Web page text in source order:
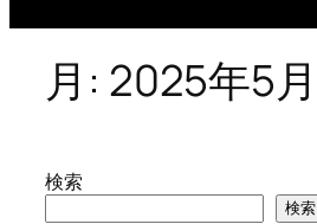
月: 2025年5月
検索
検索